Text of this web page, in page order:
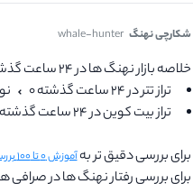
شکارچی نهنگ whale-hunter
خلاصه بازار نهنگ ها در ۲۴ ساعت گذشته
تراز تتر در ۲۴ ساعت گذشته ۰
تراز بیت کوین در ۲۴ ساعت گذشته ۰
برای بررسی دقیق تر بهآموزش ۰ تا ۱۰۰ بررسی بازار نهنگ ها در مجله کریپتو نااریب
برای بررسی رفتار نهنگ ها در صرافی